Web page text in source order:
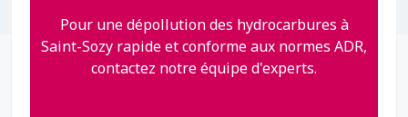
Pour une dépollution des hydrocarbures à
Saint-Sozy rapide et conforme aux normes ADR,
contactez notre équipe d'experts.